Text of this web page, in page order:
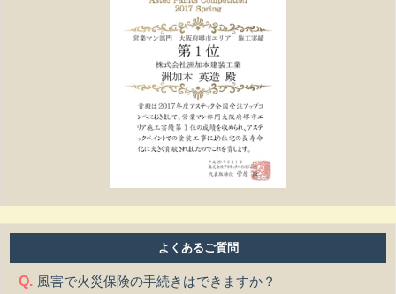
よくあるご質問
風害で火災保険の手続きはできますか？